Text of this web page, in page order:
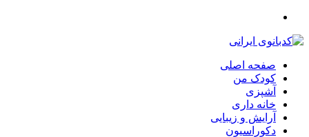
صفحه اصلی
کودک من
آشپزی
خانه داری
آرایش و زیبایی
دکوراسیون